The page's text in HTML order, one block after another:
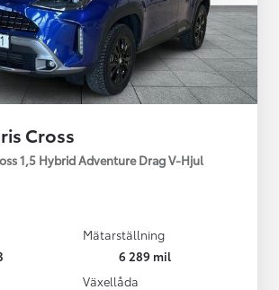
Cross
1,5 Hybrid Adventure Drag V-Hjul
Mätarställning
6 289 mil
Växellåda